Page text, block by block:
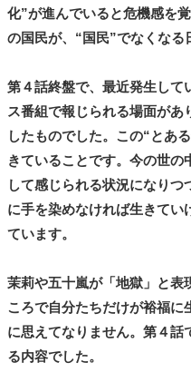
化”が進んでいると危機感を
の国民が、“国民”でなくな
第４話終盤で、最近発生して
ス番組で報じられる場面が
したものでした。この“とあ
きていることです。今の世の
して感じられる状況になりつ
に手を染めなければ生きてい
ています。
茉莉や五十嵐が「地獄」と表
ころで自分たちだけが裕福に
に思えてなりません。第４話
る内容でした。